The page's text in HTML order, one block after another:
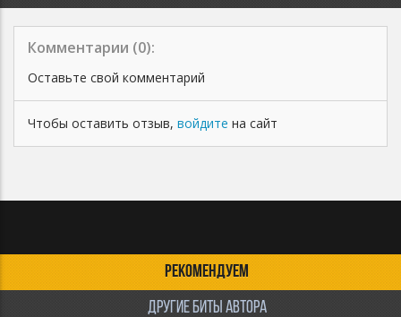
Комментарии (0):
Оставьте свой комментарий
Чтобы оставить отзыв, войдите на сайт
РЕКОМЕНДУЕМ
ДРУГИЕ БИТЫ АВТОРА